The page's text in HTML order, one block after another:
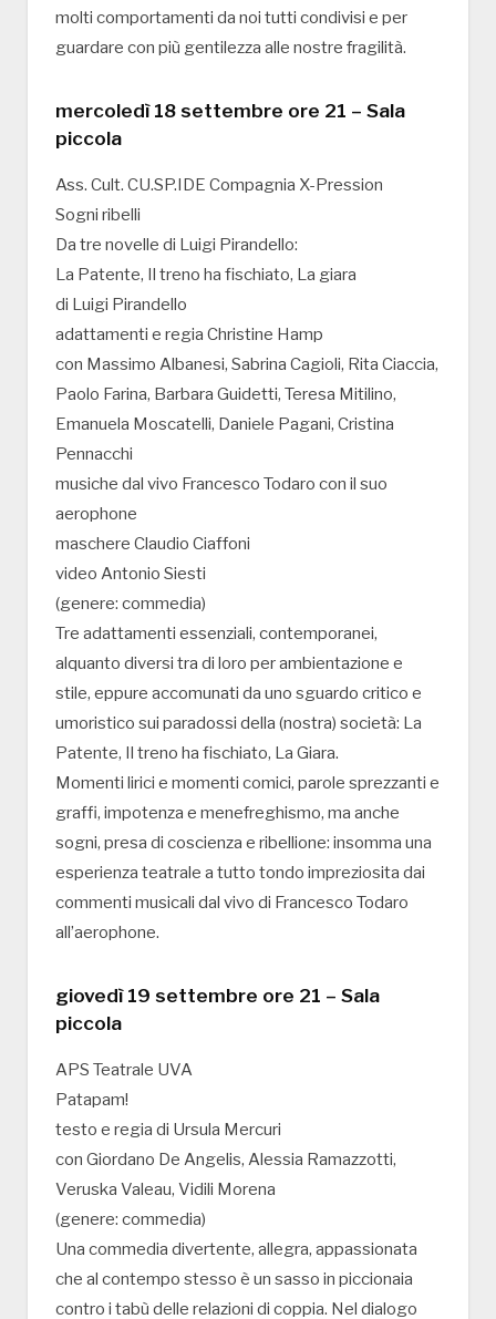
molti comportamenti da noi tutti condivisi e per
guardare con più gentilezza alle nostre fragilità.
mercoledì 18 settembre ore 21 – Sala
piccola
Ass. Cult. CU.SP.IDE Compagnia X-Pression
Sogni ribelli
Da tre novelle di Luigi Pirandello:
La Patente, Il treno ha fischiato, La giara
di Luigi Pirandello
adattamenti e regia Christine Hamp
con Massimo Albanesi, Sabrina Cagioli, Rita Ciaccia,
Paolo Farina, Barbara Guidetti, Teresa Mitilino,
Emanuela Moscatelli, Daniele Pagani, Cristina
Pennacchi
musiche dal vivo Francesco Todaro con il suo
aerophone
maschere Claudio Ciaffoni
video Antonio Siesti
(genere: commedia)
Tre adattamenti essenziali, contemporanei,
alquanto diversi tra di loro per ambientazione e
stile, eppure accomunati da uno sguardo critico e
umoristico sui paradossi della (nostra) società: La
Patente, Il treno ha fischiato, La Giara.
Momenti lirici e momenti comici, parole sprezzanti e
graffi, impotenza e menefreghismo, ma anche
sogni, presa di coscienza e ribellione: insomma una
esperienza teatrale a tutto tondo impreziosita dai
commenti musicali dal vivo di Francesco Todaro
all’aerophone.
giovedì 19 settembre ore 21 – Sala
piccola
APS Teatrale UVA
Patapam!
testo e regia di Ursula Mercuri
con Giordano De Angelis, Alessia Ramazzotti,
Veruska Valeau, Vidili Morena
(genere: commedia)
Una commedia divertente, allegra, appassionata
che al contempo stesso è un sasso in piccionaia
contro i tabù delle relazioni di coppia. Nel dialogo